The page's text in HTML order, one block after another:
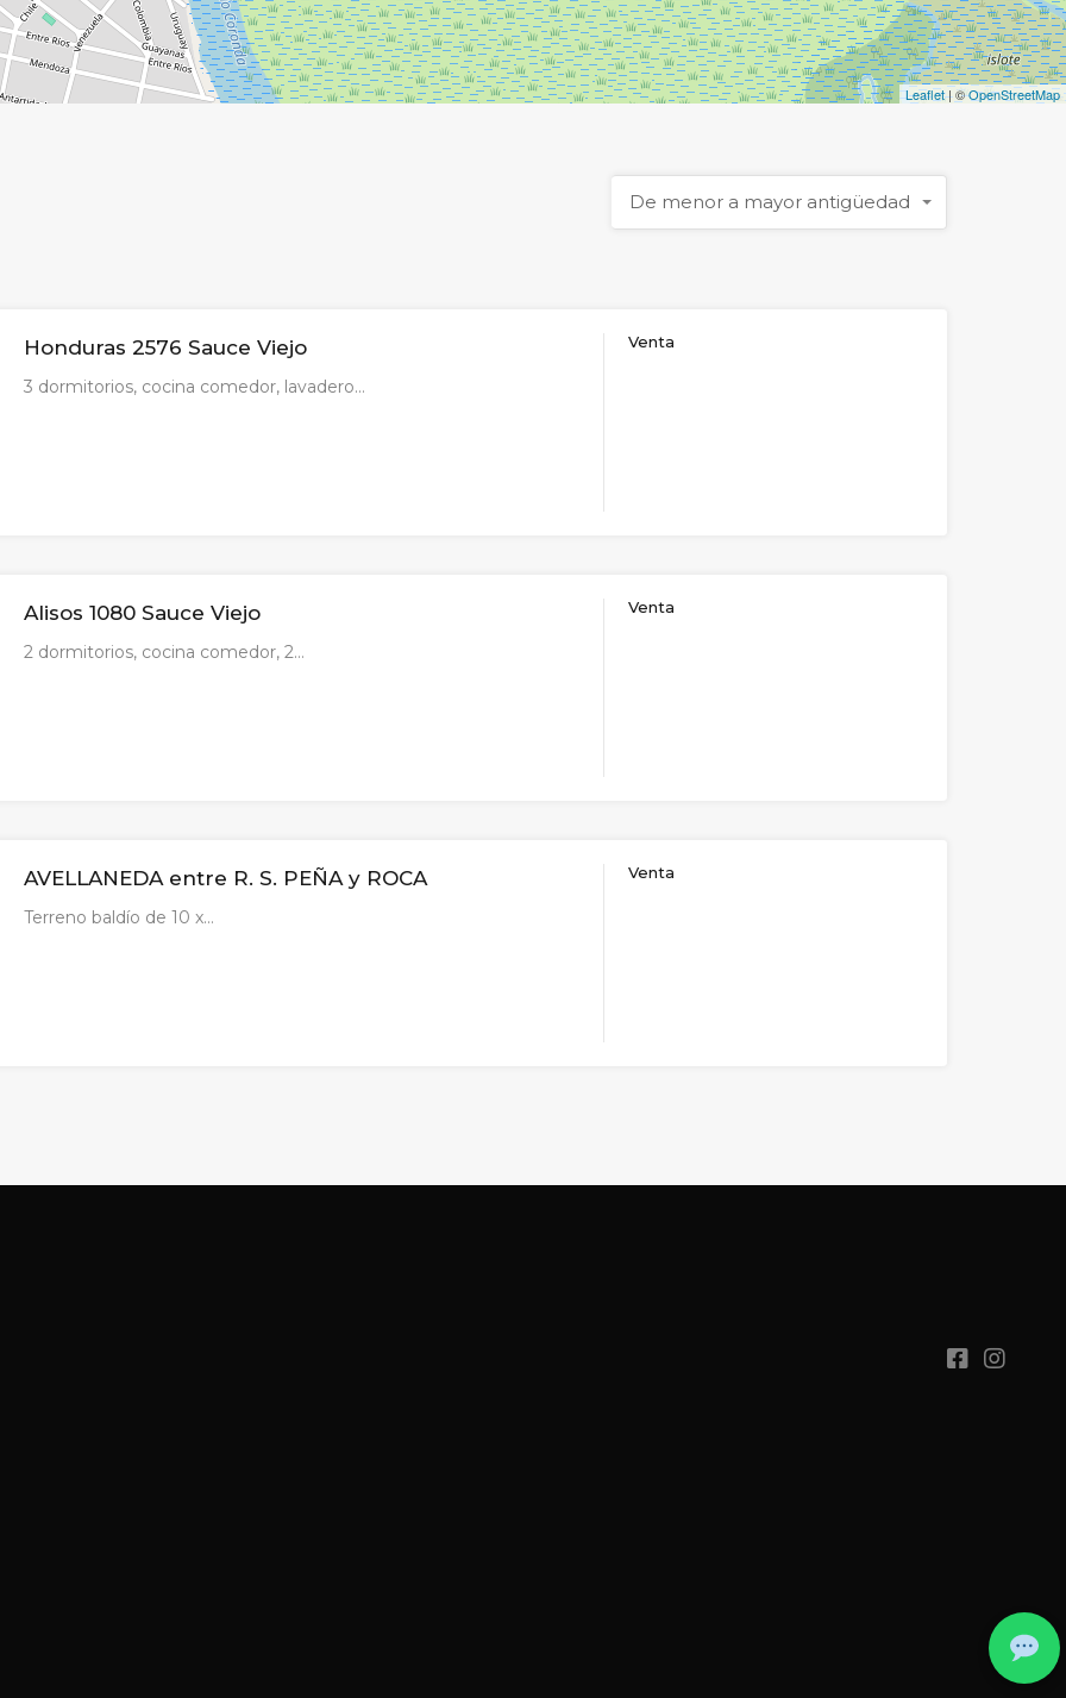
Leaflet| ©OpenStreetMap
De menor a mayor antigüedad
Honduras 2576 Sauce Viejo
3 dormitorios, cocina comedor, lavadero…
Venta
Alisos 1080 Sauce Viejo
2 dormitorios, cocina comedor, 2…
Venta
AVELLANEDA entre R. S. PEÑA y ROCA
Terreno baldío de 10 x…
Venta